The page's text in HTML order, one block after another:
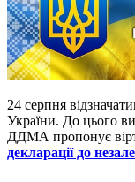
24 серпня
України. До цього
ДДМА пропонує
декларації до